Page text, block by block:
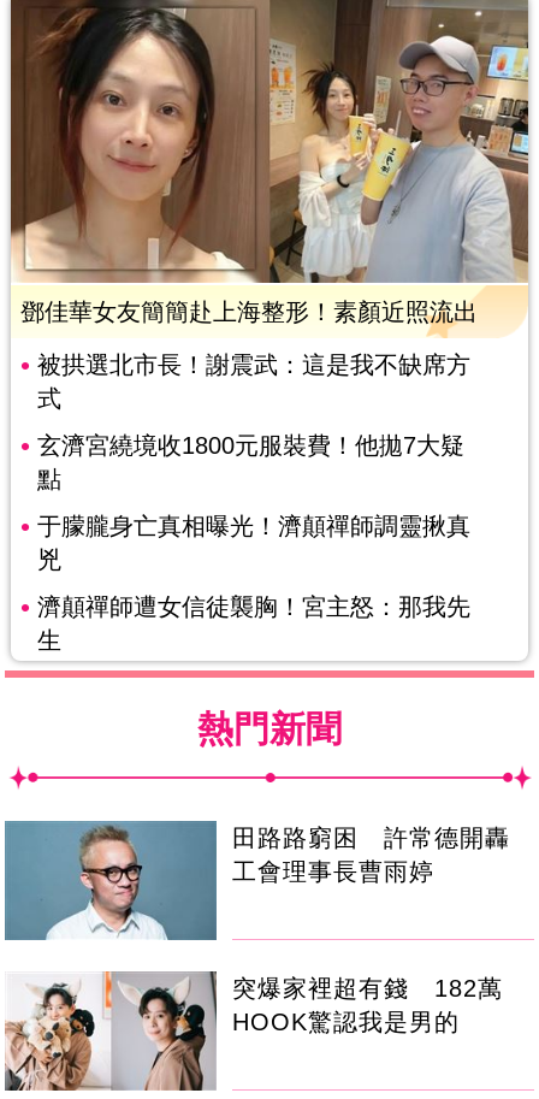
鄧佳華女友簡簡赴上海整形！素顏近照流出
被拱選北市長！謝震武：這是我不缺席方
式
玄濟宮繞境收1800元服裝費！他拋7大疑
點
于朦朧身亡真相曝光！濟顛禪師調靈揪真
兇
濟顛禪師遭女信徒襲胸！宮主怒：那我先
生
熱門新聞
田路路窮困 許常德開轟
工會理事長曹雨婷
突爆家裡超有錢 182萬
HOOK驚認我是男的